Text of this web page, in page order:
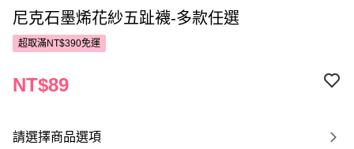
尼克石墨烯花紗五趾襪-多款任選
超取滿NT$390免運
NT$89
請選擇商品選項